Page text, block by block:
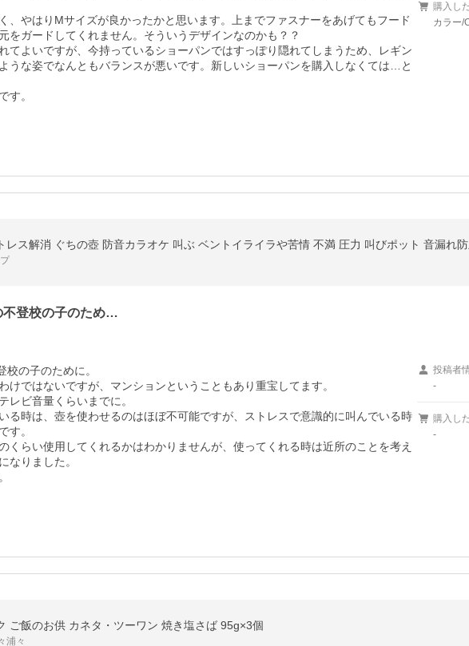
、やはりMサイズが良かったかと思います。上までファスナーをあげてもフード
をガードしてくれません。そういうデザインなのかも？？
てよいですが、今持っているショーパンではすっぽり隠れてしまうため、レギン
うな姿でなんともバランスが悪いです。新しいショーパンを購入しなくては…と
す。
購入し
カラー/
不登校の子のため…
の子のために。
けではないですが、マンションということもあり重宝してます。
レビ音量くらいまでに。
る時は、壺を使わせるのはほぼ不可能ですが、ストレスで意識的に叫んでいる時
す。
くらい使用してくれるかはわかりませんが、使ってくれる時は近所のことを考え
なりました。
投稿者
-
購入し
-
ご飯のお供 カネタ・ツーワン 焼き塩さば 95g×3個
浦々